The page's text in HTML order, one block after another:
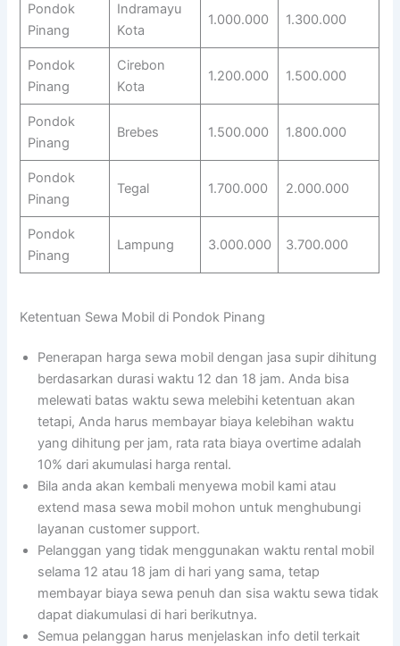
Pondok
Pinang
Indramayu
Kota
1.000.000 1.300.000
Pondok
Pinang
Cirebon
Kota
1.200.000 1.500.000
Pondok
Pinang
Brebes 1.500.000 1.800.000
Pondok
Pinang
Tegal 1.700.000 2.000.000
Pondok
Pinang
Lampung 3.000.000 3.700.000
Ketentuan Sewa Mobil di Pondok Pinang
Penerapan harga sewa mobil dengan jasa supir dihitung
berdasarkan durasi waktu 12 dan 18 jam. Anda bisa
melewati batas waktu sewa melebihi ketentuan akan
tetapi, Anda harus membayar biaya kelebihan waktu
yang dihitung per jam, rata rata biaya overtime adalah
10% dari akumulasi harga rental.
Bila anda akan kembali menyewa mobil kami atau
extend masa sewa mobil mohon untuk menghubungi
layanan customer support.
Pelanggan yang tidak menggunakan waktu rental mobil
selama 12 atau 18 jam di hari yang sama, tetap
membayar biaya sewa penuh dan sisa waktu sewa tidak
dapat diakumulasi di hari berikutnya.
Semua pelanggan harus menjelaskan info detil terkait